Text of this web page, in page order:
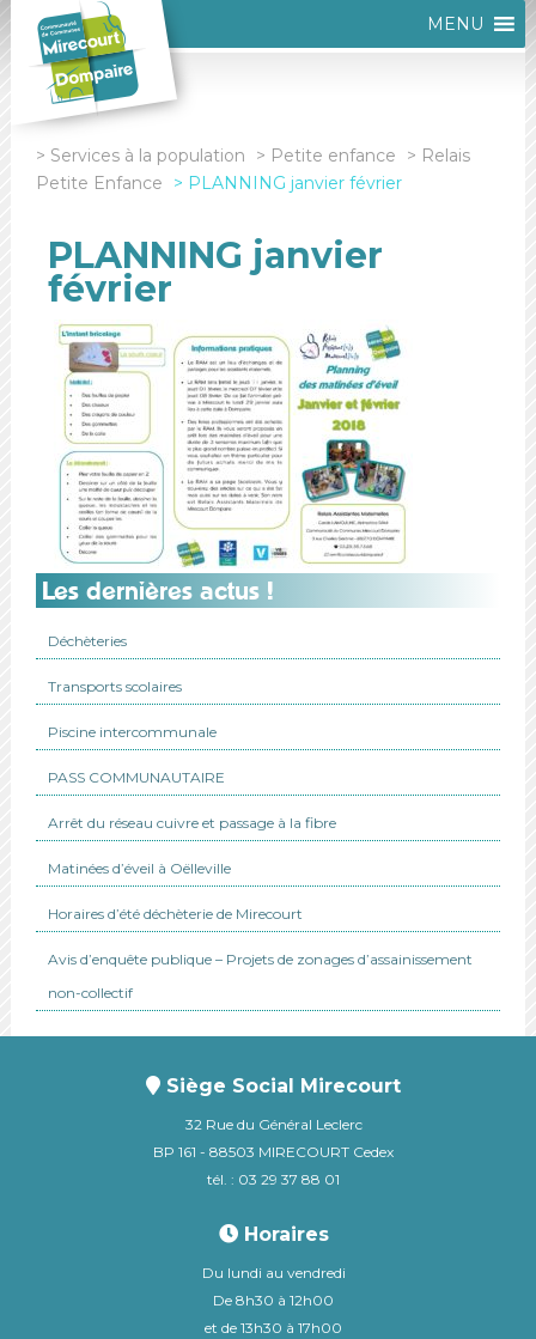
MENU
Services à la population Petite enfance
Relais
Petite Enfance
PLANNING janvier février
PLANNING janvier
février
Les dernières actus !
Déchèteries
Transports scolaires
Piscine intercommunale
PASS COMMUNAUTAIRE
Arrêt du réseau cuivre et passage à la fibre
Matinées d’éveil à Oëlleville
Horaires d’été déchèterie de Mirecourt
Avis d’enquête publique – Projets de zonages d’assainissement
non-collectif
Siège Social Mirecourt
32 Rue du Général Leclerc
BP 161 - 88503 MIRECOURT Cedex
tél. : 03 29 37 88 01
Horaires
Du lundi au vendredi
De 8h30 à 12h00
et de 13h30 à 17h00